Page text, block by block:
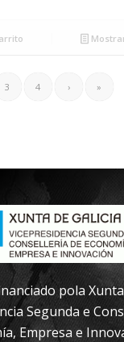
3 4 › »
pola
Segunda e
Empresa e